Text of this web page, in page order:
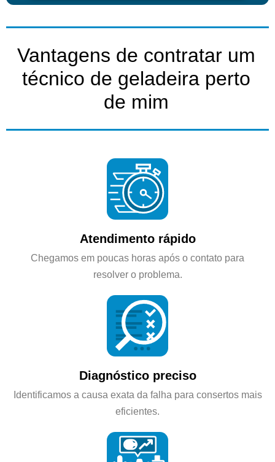
Vantagens de contratar um
técnico de geladeira perto
de mim
Atendimento rápido
Chegamos em poucas horas após o contato para
resolver o problema.
Diagnóstico preciso
Identificamos a causa exata da falha para consertos mais
eficientes.